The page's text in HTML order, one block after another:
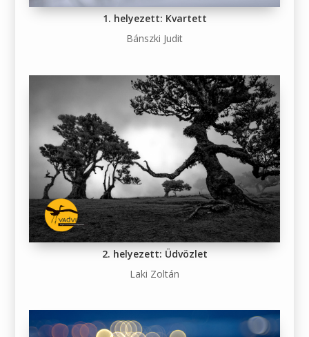
1. helyezett: Kvartett
Bánszki Judit
2. helyezett: Üdvözlet
Laki Zoltán